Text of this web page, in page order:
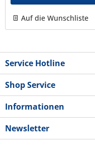
Auf die Wunschliste
Service Hotline
Shop Service
Informationen
Newsletter